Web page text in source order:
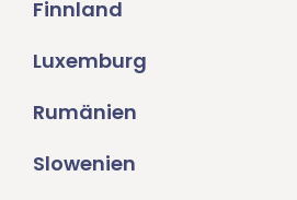
Finnland
Luxemburg
Rumänien
Slowenien